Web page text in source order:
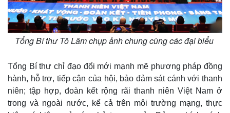
Tổng Bí thư Tô Lâm chụp ảnh chung cùng các đại biểu
Tổng Bí thư chỉ đạo đổi mới mạnh mẽ phương pháp đồng
hành, hỗ trợ, tiếp cận của hội, bảo đảm sát cánh với thanh
niên; tập hợp, đoàn kết rộng rãi thanh niên Việt Nam ở
trong và ngoài nước, kể cả trên môi trường mạng, thực